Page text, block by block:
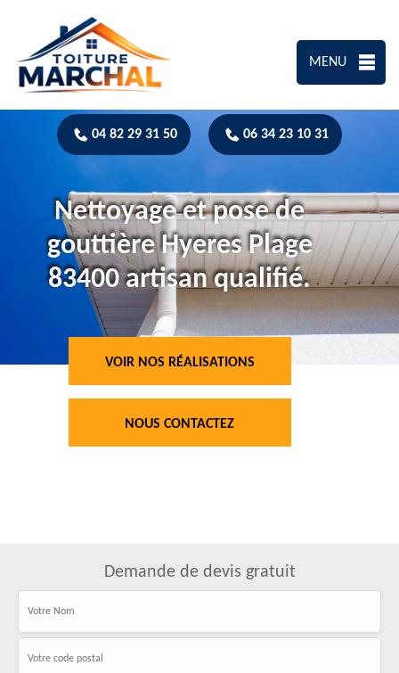
MENU
04 82 29 31 50 06 34 23 10 31
Nettoyage et pose de
gouttière Hyeres Plage
83400 artisan qualifié.
VOIR NOS RÉALISATIONS
NOUS CONTACTEZ
Demande de devis gratuit